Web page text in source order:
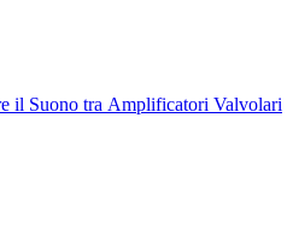
il Suono tra Amplificatori Valvolari